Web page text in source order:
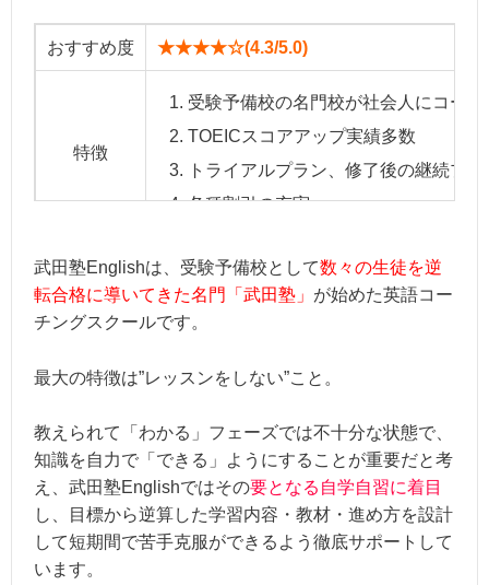
おすすめ度 ★★★★☆(4.3/5.0)
特徴
受験予備校の名門校が社会人にコーチ
TOEICスコアアップ実績多数
トライアルプラン、修了後の継続プ
各種割引の充実
英会話コースLR：12週間423,500円～
英会話コースLR＆SW：12週間
TOEIC L&Rコース：12週間638,000円
英検コース：12週間445,500円～
＋入会金55,000円
総合評価
指導の独自性：★★★★★
講師の質 ：★★★★★
武田塾Englishは、受験予備校として数々の生徒を逆
転合格に導いてきた名門「武田塾」 が始めた英語コー
チングスクールです。
最大の特徴は”レッスンをしない”こと。
教えられて「わかる」フェーズでは不十分な状態で、
知識を自力で「できる」ようにすることが重要だと考
え、武田塾Englishではその要となる自学自習に着目
し、目標から逆算した学習内容・教材・進め方を設計
して短期間で苦手克服ができるよう徹底サポートして
います。